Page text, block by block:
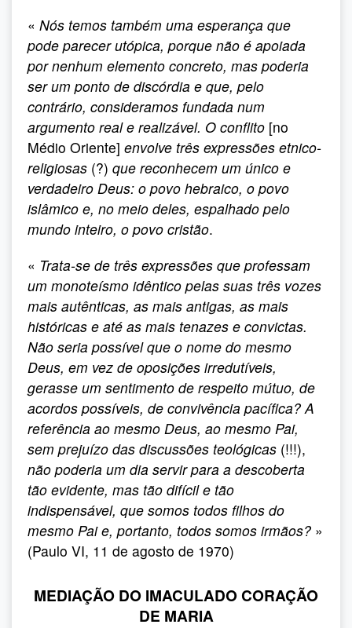
« Nós temos também uma esperança que
pode parecer utópica, porque não é apoiada
por nenhum elemento concreto, mas poderia
ser um ponto de discórdia e que, pelo
contrário, consideramos fundada num
argumento real e realizável. O conflito [no
Médio Oriente] envolve três expressões etnico-
religiosas (?) que reconhecem um único e
verdadeiro Deus: o povo hebraico, o povo
islâmico e, no meio deles, espalhado pelo
mundo inteiro, o povo cristão.
« Trata-se de três expressões que professam
um monoteísmo idêntico pelas suas três vozes
mais autênticas, as mais antigas, as mais
históricas e até as mais tenazes e convictas.
Não seria possível que o nome do mesmo
Deus, em vez de oposições irredutíveis,
gerasse um sentimento de respeito mútuo, de
acordos possíveis, de convivência pacífica? A
referência ao mesmo Deus, ao mesmo Pai,
sem prejuízo das discussões teológicas (!!!),
não poderia um dia servir para a descoberta
tão evidente, mas tão difícil e tão
indispensável, que somos todos filhos do
mesmo Pai e, portanto, todos somos irmãos? »
(Paulo VI, 11 de agosto de 1970)
MEDIAÇÃO DO IMACULADO CORAÇÃO
DE MARIA